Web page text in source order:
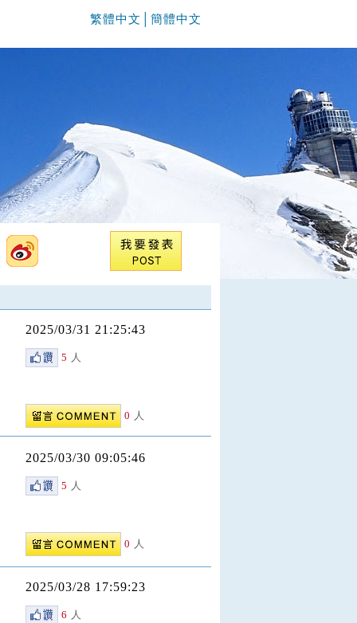
繁體中文 簡體中文
2025/03/31 21:25:43
5 人
0 人
2025/03/30 09:05:46
5 人
0 人
2025/03/28 17:59:23
6 人